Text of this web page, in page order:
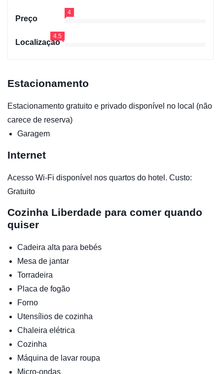
Preço
4
Localização
4.5
Estacionamento
Estacionamento gratuito e privado disponível no local (não
carece de reserva)
Garagem
Internet
Acesso Wi-Fi disponível nos quartos do hotel. Custo:
Gratuito
Cozinha Liberdade para comer quando
quiser
Cadeira alta para bebés
Mesa de jantar
Torradeira
Placa de fogão
Forno
Utensílios de cozinha
Chaleira elétrica
Cozinha
Máquina de lavar roupa
Micro-ondas